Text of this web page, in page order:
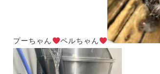
プーちゃん ペルちゃん